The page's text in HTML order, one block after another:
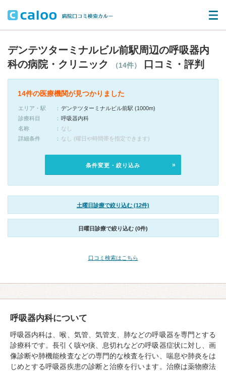
デンテツターミナルビル前駅周辺の呼吸器内
科の病院・クリニック
（14件） 口コミ・評判
14件の医療機関が見つかりました
エリア・駅
デンテツターミナルビル前駅 (1000m)
診療科目
呼吸器内科
名称
なし
詳細条件
なし (曜日や時間帯を指定できます)
条件変更・絞り込み
土曜日診療で絞り込む (12件)
日曜日診療で絞り込む (0件)
口コミ検索はこちら
呼吸器内科について
呼吸器内科は、喉、気管、気管支、肺などの呼吸器を専門とする
診療科です。長引く咳や痰、息切れなどの呼吸器症状に対し、画
像診断や肺機能検査などの専門的な検査を行い、喘息や肺炎をは
じめとする呼吸器疾患の診断と治療を行います。治療は薬物療法